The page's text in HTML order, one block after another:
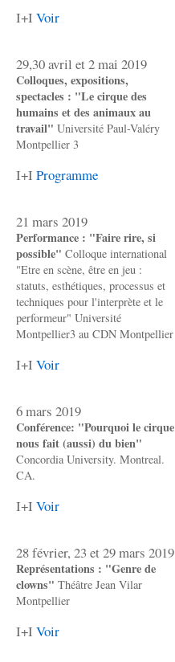
I+I Voir
29,30 avril et 2 mai 2019
Colloques, expositions,
spectacles : "Le cirque des
humains et des animaux au
travail" Université Paul-Valéry
Montpellier 3
I+I Programme
21 mars 2019
Performance : "Faire rire, si
possible" Colloque international
"Etre en scène, être en jeu :
statuts, esthétiques, processus et
techniques pour l'interprète et le
performeur" Université
Montpellier3 au CDN Montpellier
I+I Voir
6 mars 2019
Conférence: "Pourquoi le cirque
nous fait (aussi) du bien"
Concordia University. Montreal.
CA.
I+I Voir
28 février, 23 et 29 mars 2019
Représentations : "Genre de
clowns" Théâtre Jean Vilar
Montpellier
I+I Voir